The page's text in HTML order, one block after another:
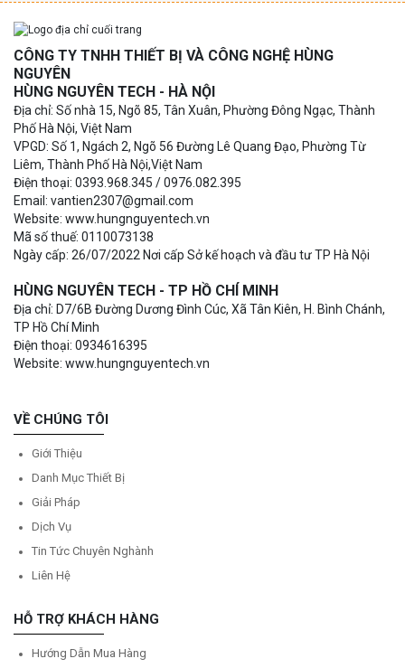
CÔNG TY TNHH THIẾT BỊ VÀ CÔNG NGHỆ HÙNG
NGUYÊN
HÙNG NGUYÊN TECH - HÀ NỘI
Địa chỉ: Số nhà 15, Ngõ 85, Tân Xuân, Phường Đông Ngạc, Thành
Phố Hà Nội, Việt Nam
VPGD: Số 1, Ngách 2, Ngõ 56 Đường Lê Quang Đạo, Phường Từ
Liêm, Thành Phố Hà Nội,Việt Nam
Điện thoại: 0393.968.345 / 0976.082.395
Email: vantien2307@gmail.com
Website: www.hungnguyentech.vn
Mã số thuế: 0110073138
Ngày cấp: 26/07/2022 Nơi cấp Sở kế hoạch và đầu tư TP Hà Nội
HÙNG NGUYÊN TECH - TP HỒ CHÍ MINH
Địa chỉ: D7/6B Đường Dương Đình Cúc, Xã Tân Kiên, H. Bình Chánh,
TP Hồ Chí Minh
Điện thoại: 0934616395
Website: www.hungnguyentech.vn
VỀ CHÚNG TÔI
Giới Thiệu
Danh Mục Thiết Bị
Giải Pháp
Dịch Vụ
Tin Tức Chuyên Nghành
Liên Hệ
HỖ TRỢ KHÁCH HÀNG
Hướng Dẫn Mua Hàng